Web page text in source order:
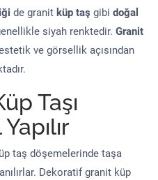
de granit küp taş gibi doğal
siyah renktedir. Granit
ve görsellik açısından
Taşı
taş döşemelerinde taşa
Dekoratif granit küp